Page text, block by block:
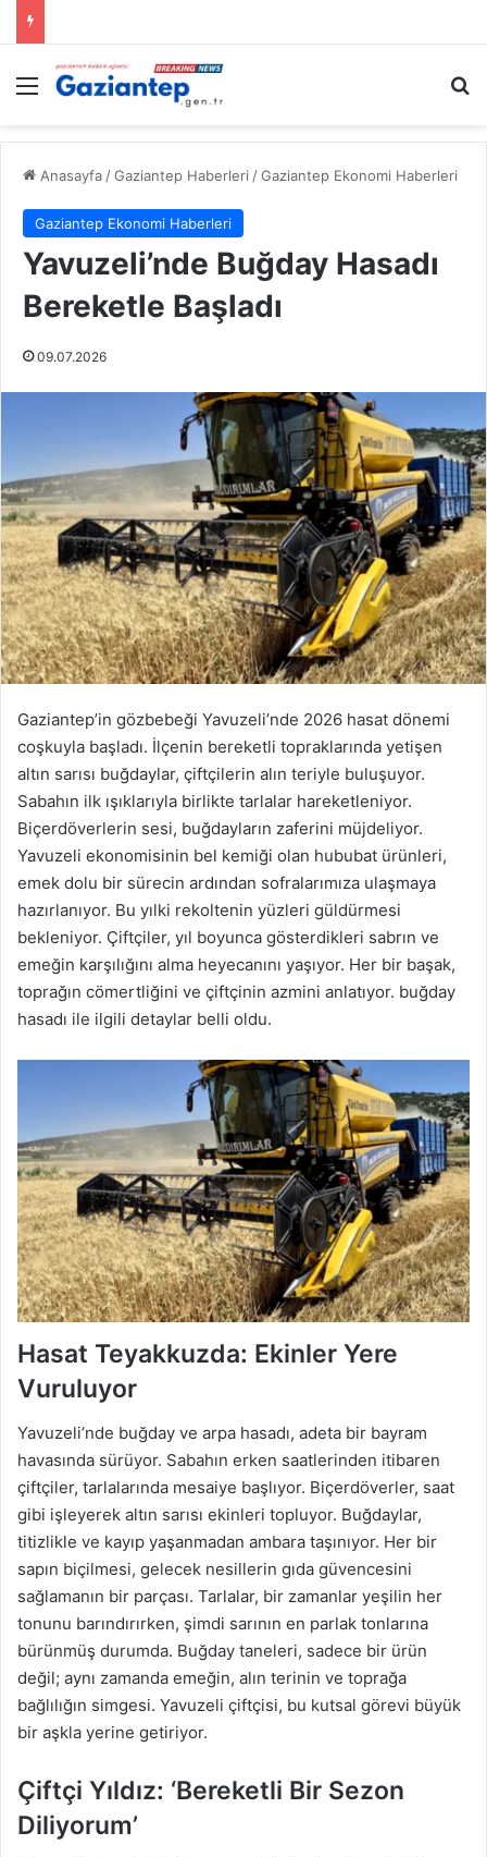
Menü
Anasayfa /Gaziantep Haberleri /Gaziantep Ekonomi Haberleri
Gaziantep Ekonomi Haberleri
Yavuzeli’nde Buğday Hasadı
Bereketle Başladı
09.07.2026
Gaziantep’in gözbebeği Yavuzeli’nde 2026 hasat dönemi
coşkuyla başladı. İlçenin bereketli topraklarında yetişen
altın sarısı buğdaylar, çiftçilerin alın teriyle buluşuyor.
Sabahın ilk ışıklarıyla birlikte tarlalar hareketleniyor.
Biçerdöverlerin sesi, buğdayların zaferini müjdeliyor.
Yavuzeli ekonomisinin bel kemiği olan hububat ürünleri,
emek dolu bir sürecin ardından sofralarımıza ulaşmaya
hazırlanıyor. Bu yılki rekoltenin yüzleri güldürmesi
bekleniyor. Çiftçiler, yıl boyunca gösterdikleri sabrın ve
emeğin karşılığını alma heyecanını yaşıyor. Her bir başak,
toprağın cömertliğini ve çiftçinin azmini anlatıyor. buğday
hasadı ile ilgili detaylar belli oldu.
Hasat Teyakkuzda: Ekinler Yere
Vuruluyor
Yavuzeli’nde buğday ve arpa hasadı, adeta bir bayram
havasında sürüyor. Sabahın erken saatlerinden itibaren
çiftçiler, tarlalarında mesaiye başlıyor. Biçerdöverler, saat
gibi işleyerek altın sarısı ekinleri topluyor. Buğdaylar,
titizlikle ve kayıp yaşanmadan ambara taşınıyor. Her bir
sapın biçilmesi, gelecek nesillerin gıda güvencesini
sağlamanın bir parçası. Tarlalar, bir zamanlar yeşilin her
tonunu barındırırken, şimdi sarının en parlak tonlarına
bürünmüş durumda. Buğday taneleri, sadece bir ürün
değil; aynı zamanda emeğin, alın terinin ve toprağa
bağlılığın simgesi. Yavuzeli çiftçisi, bu kutsal görevi büyük
bir aşkla yerine getiriyor.
Çiftçi Yıldız: ‘Bereketli Bir Sezon
Diliyorum’